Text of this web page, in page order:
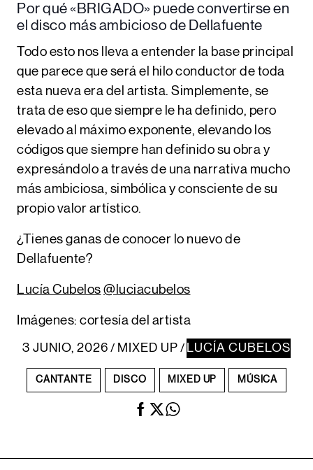
Por qué «BRIGADO» puede convertirse en
el disco más ambicioso de Dellafuente
Todo esto nos lleva a entender la base principal
que parece que será el hilo conductor de toda
esta nueva era del artista. Simplemente, se
trata de eso que siempre le ha definido, pero
elevado al máximo exponente, elevando los
códigos que siempre han definido su obra y
expresándolo a través de una narrativa mucho
más ambiciosa, simbólica y consciente de su
propio valor artístico.
¿Tienes ganas de conocer lo nuevo de
Dellafuente?
Lucía Cubelos @luciacubelos
Imágenes: cortesía del artista
3 JUNIO, 2026 / MIXED UP / LUCÍA CUBELOS
CANTANTE DISCO MIXED UP MÚSICA